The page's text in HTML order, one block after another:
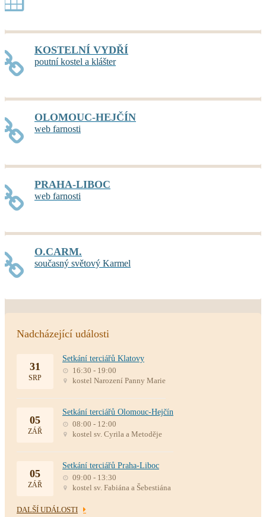
KOSTELNÍ VYDŘÍ
poutní kostel a klášter
OLOMOUC-HEJČÍN
web farnosti
PRAHA-LIBOC
web farnosti
O.CARM.
současný světový Karmel
Nadcházející události
31
SRP
Setkání terciářů Klatovy
16:30 - 19:00
kostel Narození Panny Marie
05
ZÁŘ
Setkání terciářů Olomouc-Hejčín
08:00 - 12:00
kostel sv. Cyrila a Metoděje
05
ZÁŘ
Setkání terciářů Praha-Liboc
09:00 - 13:30
kostel sv. Fabiána a Šebestiána
DALŠÍ UDÁLOSTI